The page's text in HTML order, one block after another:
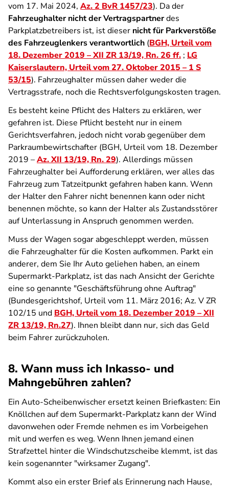
vom 17. Mai 2024, Az. 2 BvR 1457/23). Da der
Fahrzeughalter nicht der Vertragspartnerdes
Parkplatzbetreibers ist, ist dieser nicht für Parkverstöße
des Fahrzeuglenkers verantwortlich (BGH, Urteil vom
18. Dezember 2019 – XII ZR 13/19, Rn. 26 ff. ; LG
Kaiserslautern, Urteil vom 27. Oktober 2015 – 1 S
53/15). Fahrzeughalter müssen daher weder die
Vertragsstrafe, noch die Rechtsverfolgungskosten tragen.
Es besteht keine Pflicht des Halters zu erklären, wer
gefahren ist. Diese Pflicht besteht nur in einem
Gerichtsverfahren, jedoch nicht vorab gegenüber dem
Parkraumbewirtschafter (BGH, Urteil vom 18. Dezember
2019 –Az. XII 13/19, Rn. 29). Allerdings müssen
Fahrzeughalter bei Aufforderung erklären, wer alles das
Fahrzeug zum Tatzeitpunkt gefahren haben kann. Wenn
der Halter den Fahrer nicht benennen kann oder nicht
benennen möchte, so kann der Halter als Zustandsstörer
auf Unterlassung in Anspruch genommen werden.
Muss der Wagen sogar abgeschleppt werden, müssen
die Fahrzeughalter für die Kosten aufkommen. Parkt ein
anderer, dem Sie Ihr Auto geliehen haben, an einem
Supermarkt-Parkplatz, ist das nach Ansicht der Gerichte
eine so genannte "Geschäftsführung ohne Auftrag"
(Bundesgerichtshof, Urteil vom 11. März 2016; Az. V ZR
102/15 und BGH, Urteil vom 18. Dezember 2019 – XII
ZR 13/19, Rn.27). Ihnen bleibt dann nur, sich das Geld
beim Fahrer zurückzuholen.
8. Wann muss ich Inkasso- und
Mahngebühren zahlen?
Ein Auto-Scheibenwischer ersetzt keinen Briefkasten: Ein
Knöllchen auf dem Supermarkt-Parkplatz kann der Wind
davonwehen oder Fremde nehmen es im Vorbeigehen
mit und werfen es weg. Wenn Ihnen jemand einen
Strafzettel hinter die Windschutzscheibe klemmt, ist das
kein sogenannter "wirksamer Zugang".
Kommt also ein erster Brief als Erinnerung nach Hause,